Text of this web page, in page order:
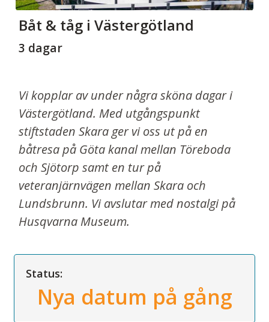
Båt & tåg i Västergötland
3 dagar
Vi kopplar av under några sköna dagar i
Västergötland. Med utgångspunkt
stiftstaden Skara ger vi oss ut på en
båtresa på Göta kanal mellan Töreboda
och Sjötorp samt en tur på
veteranjärnvägen mellan Skara och
Lundsbrunn. Vi avslutar med nostalgi på
Husqvarna Museum.
Status:
Nya datum på gång